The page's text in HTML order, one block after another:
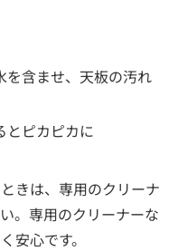
を含ませ、天板の汚れ
とピカピカに
きは、専用のクリーナ
。専用のクリーナーな
安心です。